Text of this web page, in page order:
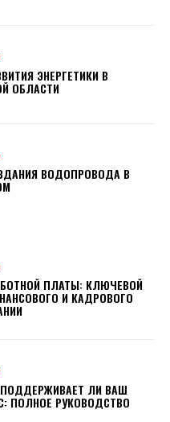
ЭНЕРГЕТИКИ В
ОБЛАСТИ
ВОДОПРОВОДА В
ПЛАТЫ: КЛЮЧЕВОЙ
И КАДРОВОГО
ПОДДЕРЖИВАЕТ ЛИ ВАШ
ПОЛНОЕ РУКОВОДСТВО